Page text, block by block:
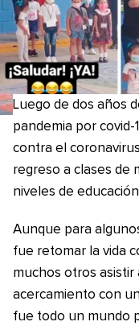
Luego de dos años
pandemia por covid-
contra el
regreso a clases de
niveles de
Aunque para
fue retomar la vida
muchos otros asistir
acercamiento con
fue todo un mundo